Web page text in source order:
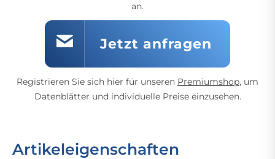
an.
Jetzt anfragen
Registrieren Sie sich hier für unseren Premiumshop, um
Datenblätter und individuelle Preise einzusehen.
Artikeleigenschaften